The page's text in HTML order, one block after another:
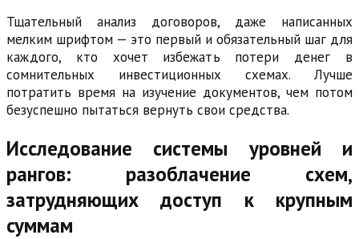
Тщательный анализ договоров, даже написанных
мелким шрифтом — это первый и обязательный шаг для
каждого, кто хочет избежать потери денег в
сомнительных инвестиционных схемах. Лучше
потратить время на изучение документов, чем потом
безуспешно пытаться вернуть свои средства.
Исследование системы уровней и
рангов: разоблачение схем,
затрудняющих доступ к крупным
суммам